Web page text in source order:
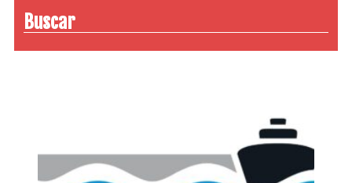
Buscar